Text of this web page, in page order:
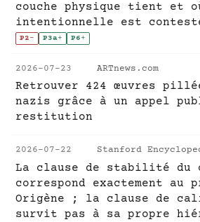
couche physique tient et
intentionnelle est
P2- P3a+ P6+
2026-07-23 ARTnews.com
Retrouver 424 œuvres
nazis grâce à un appel
restitution
2026-07-22 Stanford
La clause de stabilité du
correspond exactement au
Origène ; la clause de
survit pas à sa propre